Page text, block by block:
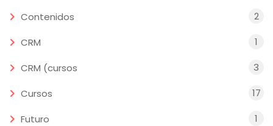
Contenidos 2
CRM 1
CRM (cursos 3
Cursos 17
Futuro 1